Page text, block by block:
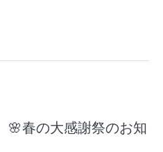
春の大感謝祭のお知